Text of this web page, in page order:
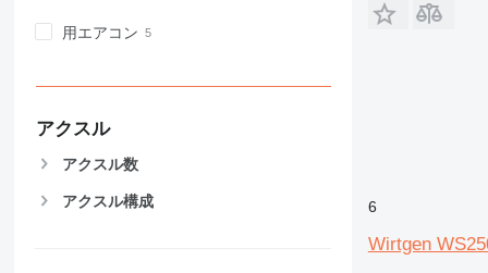
用エアコン
アクスル
アクスル数
アクスル構成 6
Wirtgen